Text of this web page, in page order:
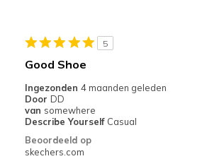
View On Shoes
Shoes are for
5
Good Shoe
Ingezonden 4 maanden geleden
Door DD
van somewhere
Describe Yourself Casual
Beoordeeld op
skechers.com